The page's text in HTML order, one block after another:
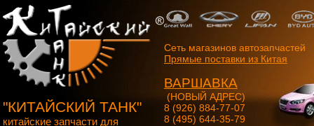
"КИТАЙСКИЙ ТАНК"
китайские запчасти для
Сеть магазинов автозапчастей
Прямые поставки из Китая
ВАРШАВКА
(НОВЫЙ АДРЕС)
8 (926) 884-77-07
8 (495) 644-35-79